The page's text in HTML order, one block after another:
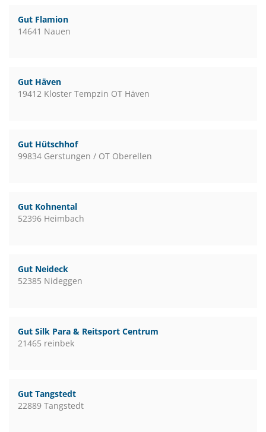
Gut Flamion
14641 Nauen
Gut Häven
19412 Kloster Tempzin OT Häven
Gut Hütschhof
99834 Gerstungen / OT Oberellen
Gut Kohnental
52396 Heimbach
Gut Neideck
52385 Nideggen
Gut Silk Para & Reitsport Centrum
21465 reinbek
Gut Tangstedt
22889 Tangstedt